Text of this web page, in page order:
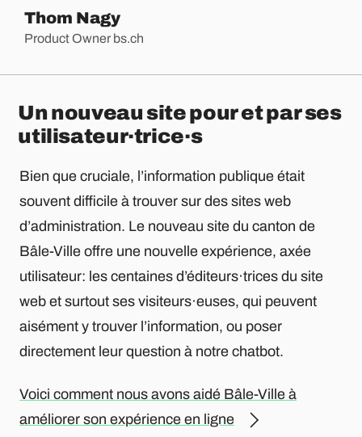
Thom Nagy
Product Owner bs.ch
Un nouveau site pour et par ses
utilisateur·trice·s
Bien que cruciale, l’information publique était
souvent difficile à trouver sur des sites web
d’administration. Le nouveau site du canton de
Bâle-Ville offre une nouvelle expérience, axée
utilisateur: les centaines d’éditeurs·trices du site
web et surtout ses visiteurs·euses, qui peuvent
aisément y trouver l’information, ou poser
directement leur question à notre chatbot.
Voici comment nous avons aidé Bâle-Ville à
améliorer son expérience en ligne